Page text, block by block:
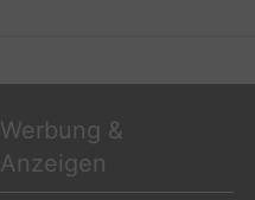
Werbung &
Anzeigen